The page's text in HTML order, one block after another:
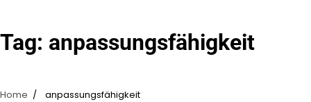
Tag: anpassungsfähigkeit
Home anpassungsfähigkeit